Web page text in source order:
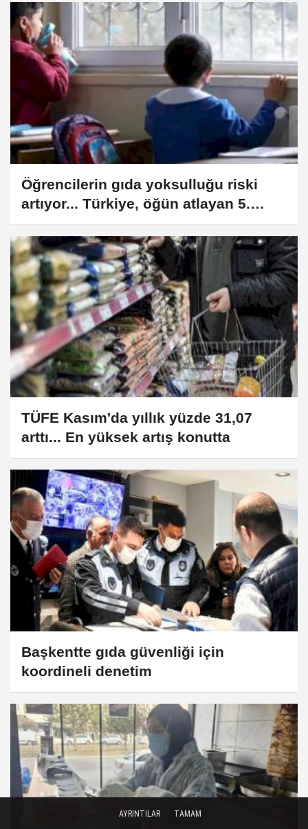
Öğrencilerin gıda yoksulluğu riski
artıyor... Türkiye, öğün atlayan 5.
ülke!
TÜFE Kasım'da yıllık yüzde 31,07
arttı... En yüksek artış konutta
Başkentte gıda güvenliği için
koordineli denetim
AYRINTILAR TAMAM